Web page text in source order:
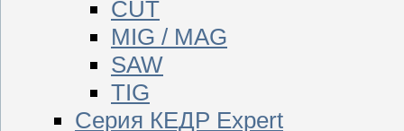
CUT
MIG / MAG
SAW
TIG
Серия КЕДР Expert